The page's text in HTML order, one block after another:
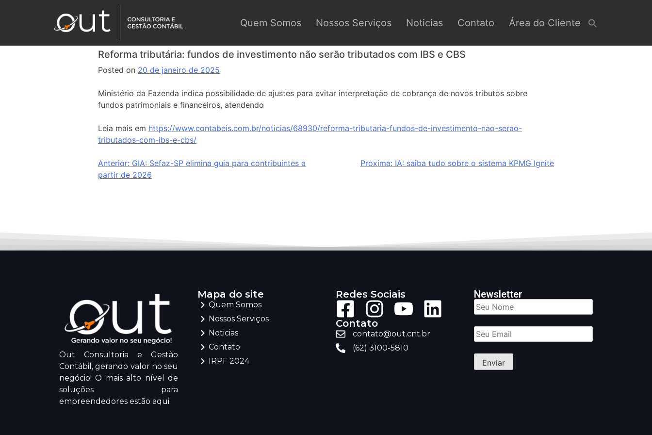
Quem Somos Nossos Serviços Noticias Contato Área do Cliente
Reforma tributária: fundos de investimento não serão tributados com IBS e CBS
Posted on 20 de janeiro de 2025
Ministério da Fazenda indica possibilidade de ajustes para evitar interpretação de cobrança de novos tributos sobre
fundos patrimoniais e financeiros, atendendo
Leia mais em https://www.contabeis.com.br/noticias/68930/reforma-tributaria-fundos-de-investimento-nao-serao-
tributados-com-ibs-e-cbs/
Anterior: GIA: Sefaz-SP elimina guia para contribuintes a
partir de 2026
Proxima: IA: saiba tudo sobre o sistema KPMG Ignite
Out Consultoria e Gestão
Contábil, gerando valor no seu
negócio! O mais alto nível de
soluções para
empreendedores estão aqui.
Mapa do site
Quem Somos
Nossos Serviços
Noticias
Contato
IRPF 2024
Redes Sociais
Contato
contato@out.cnt.br
(62) 3100-5810
Newsletter